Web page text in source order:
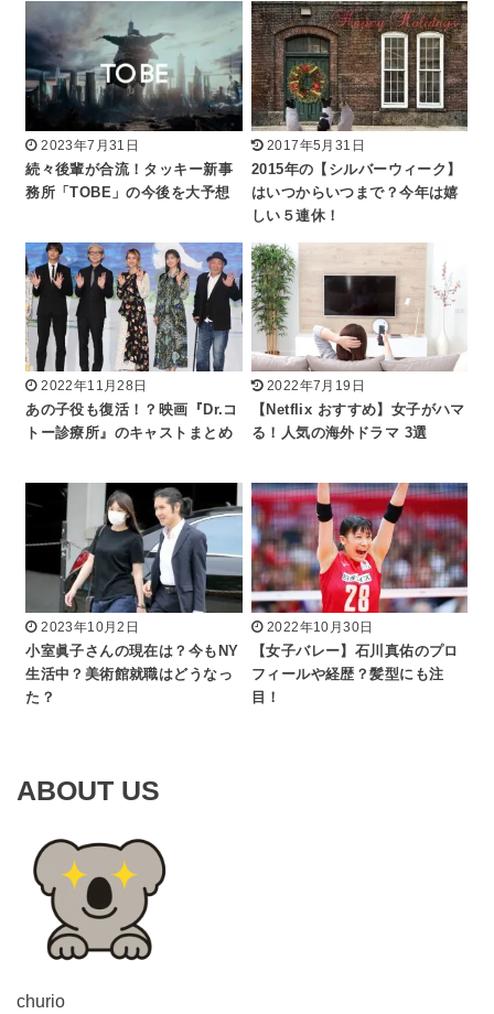
2023年7月31日
続々後輩が合流！タッキー新事
務所「TOBE」の今後を大予想
2017年5月31日
2015年の【シルバーウィーク】
はいつからいつまで？今年は嬉
しい５連休！
2022年11月28日
あの子役も復活！？映画『Dr.コ
トー診療所』のキャストまとめ
2022年7月19日
【Netflix おすすめ】女子がハマ
る！人気の海外ドラマ 3選
2023年10月2日
小室眞子さんの現在は？今もNY
生活中？美術館就職はどうなっ
た？
2022年10月30日
【女子バレー】石川真佑のプロ
フィールや経歴？髪型にも注
目！
ABOUT US
churio